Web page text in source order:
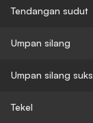
Tendangan sudut
Umpan silang
Umpan silang
Tekel